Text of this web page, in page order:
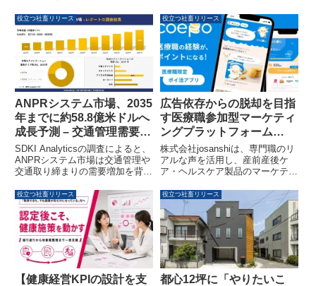
京で開催します。中小企業の経営
者や後継者、経営幹部を対象に、
事業承継における具体的な課題と
解決策を、経験豊富な専門家が解
説します。
ブ・インスティテューションズ
（AMGOI）で正式な単位認定科
目として採用されました。2026
年7月には工学部全学科の約600
名が4日間の集中プログラムを履
修し、今後は全校必修化や教員養
成プログラムへの展開が予定され
ています。
役立つ社畜リリース
ANPRシステム市場、2035
年までに約58.8億米ドルへ
成長予測 – 交通管理需要と
データプライバシーが焦点
に
SDKI Analyticsの調査によると、
ANPRシステム市場は交通管理や
交通取り締まりの需要増加を背景
ルに達すると予測されています。
乗用車セグメントが市場を牽引す
る一方で、データプライバシーへ
の懸念が課題として挙げられてい
ます。
役立つ社畜リリース
広告依存からの脱却を目指
す医療職参加型マーケティ
ングプラットフォーム
『Coepo』が正式リリース
株式会社josanshiは、専門職のリ
アルな声を活用し、産前産後ケ
ア・ヘルスケア製品のマーケティ
トフォーム『Coepo』をリリース
しました。メーカーの広告費高騰
と医療職の専門知識活用機会不足
という二つの社会課題解決を目指
します。
役立つ社畜リリース
【健康経営KPIの設計を支
役立つ社畜リリース
都心12坪に「やりたいこ